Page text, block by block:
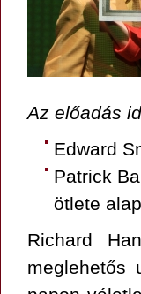
Az előadás
Edward
Patrick
ötlete
Richard
meglehetős